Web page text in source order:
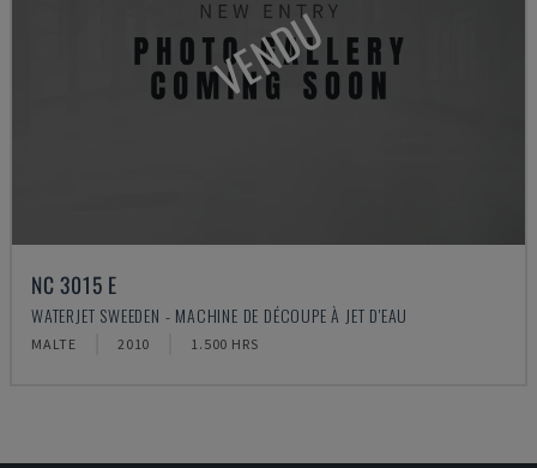
VENDU
NC 3015 E
WATERJET SWEEDEN - MACHINE DE DÉCOUPE À JET D'EAU
MALTE 2010 1.500 HRS